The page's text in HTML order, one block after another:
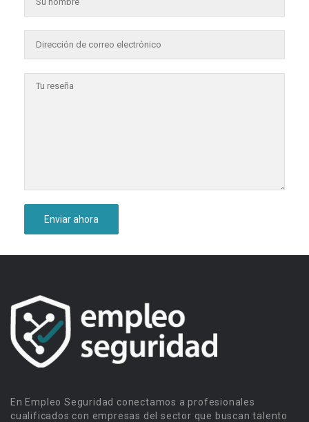
En Empleo Seguridad conectamos a profesionales
cualificados con empresas del sector que buscan talento